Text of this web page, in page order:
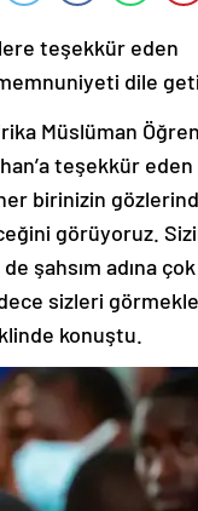
teşekkür eden
dile
Müslüman
teşekkür eden
birinizin
görüyoruz.
şahsım adına çok
sizleri görmekle
konuştu.